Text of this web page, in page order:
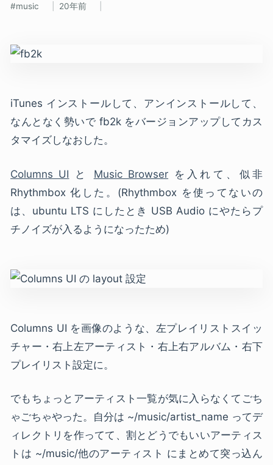
music 20年前
iTunes インストールして、アンインストールして、
なんとなく勢いで fb2k をバージョンアップしてカス
タマイズしなおした。
Columns UI と Music Browser を入れて、似非
Rhythmbox 化した。(Rhythmbox を使ってないの
は、ubuntu LTS にしたとき USB Audio にやたらプ
チノイズが入るようになったため)
Columns UI を画像のような、左プレイリストスイッ
チャー・右上左アーティスト・右上右アルバム・右下
プレイリスト設定に。
でもちょっとアーティスト一覧が気に入らなくてごち
ゃごちゃやった。自分は ~/music/artist_name ってデ
ィレクトリを作ってて、割とどうでもいいアーティス
トは ~/music/他のアーティスト にまとめて突っ込ん